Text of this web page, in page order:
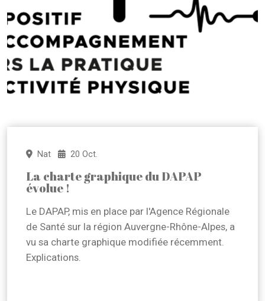
Nat 20 Oct.
La charte graphique du DAPAP
évolue !
Le DAPAP, mis en place par l'Agence Régionale
de Santé sur la région Auvergne-Rhône-Alpes, a
vu sa charte graphique modifiée récemment.
Explications.